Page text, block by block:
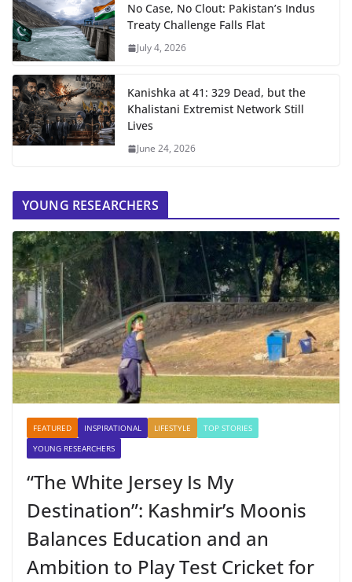
No Case, No Clout: Pakistan’s Indus
Treaty Challenge Falls Flat
July 4, 2026
Kanishka at 41: 329 Dead, but the
Khalistani Extremist Network Still
Lives
June 24, 2026
YOUNG RESEARCHERS
FEATURED INSPIRATIONAL LIFESTYLE
TOP STORIES
YOUNG RESEARCHERS
“The White Jersey Is My
Destination”: Kashmir’s Moonis
Balances Education and an
Ambition to Play Test Cricket for